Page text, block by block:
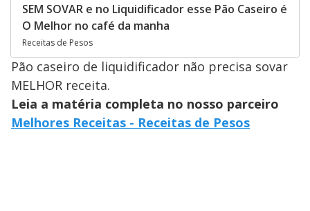
SEM SOVAR e no Liquidificador esse Pão Caseiro é
O Melhor no café da manha
Receitas de Pesos
Pão caseiro de liquidificador não precisa sovar
MELHOR receita.
Leia a matéria completa no nosso parceiro
Melhores Receitas - Receitas de Pesos